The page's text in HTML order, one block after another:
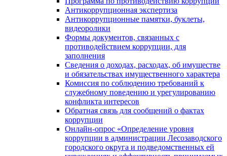
Антикоррупционная экспертиза
Антикоррупционные памятки, буклеты,
видеоролики
Формы документов, связанных с
противодействием коррупции, для
заполнения
Сведения о доходах, расходах, об имуществе
и обязательствах имущественного характера
Комиссия по соблюдению требований к
служебному поведению и урегулированию
конфликта интересов
Обратная связь для сообщений о фактах
коррупции
Онлайн-опрос «Определение уровня
коррупции в администрации Лесозаводского
городского округа и подведомственных ей